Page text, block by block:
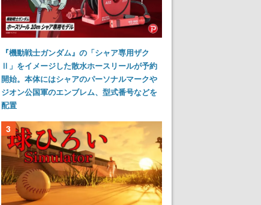
『機動戦士ガンダム』の「シャア専用ザク
Ⅱ」をイメージした散水ホースリールが予約
開始。本体にはシャアのパーソナルマークや
ジオン公国軍のエンブレム、型式番号などを
配置
3